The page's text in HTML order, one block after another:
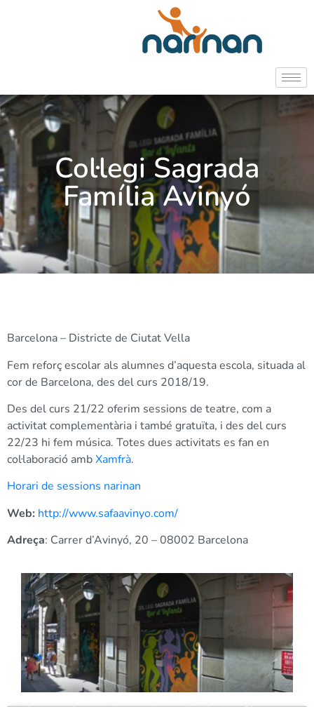
Col·legi Sagrada
Família Avinyó
Barcelona – Districte de Ciutat Vella
Fem reforç escolar als alumnes d’aquesta escola, situada al
cor de Barcelona, des del curs 2018/19.
Des del curs 21/22 oferim sessions de teatre, com a
activitat complementària i també gratuïta, i des del curs
22/23 hi fem música. Totes dues activitats es fan en
col·laboració ambXamfrà.
Horari de sessions narinan
Web: http://www.safaavinyo.com/
Adreça: Carrer d’Avinyó, 20 – 08002 Barcelona